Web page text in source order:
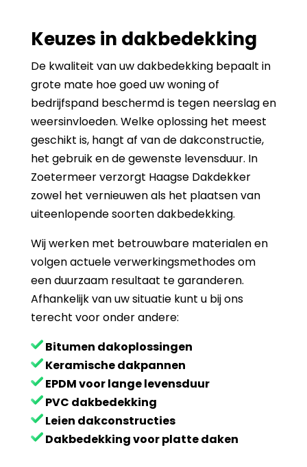
Keuzes in dakbedekking
De kwaliteit van uw dakbedekking bepaalt in
grote mate hoe goed uw woning of
bedrijfspand beschermd is tegen neerslag en
weersinvloeden. Welke oplossing het meest
geschikt is, hangt af van de dakconstructie,
het gebruik en de gewenste levensduur. In
Zoetermeer verzorgt Haagse Dakdekker
zowel het vernieuwen als het plaatsen van
uiteenlopende soorten dakbedekking.
Wij werken met betrouwbare materialen en
volgen actuele verwerkingsmethodes om
een duurzaam resultaat te garanderen.
Afhankelijk van uw situatie kunt u bij ons
terecht voor onder andere:
Bitumen dakoplossingen
Keramische dakpannen
EPDM voor lange levensduur
PVC dakbedekking
Leien dakconstructies
Dakbedekking voor platte daken